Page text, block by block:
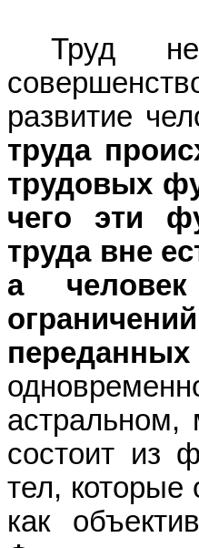
Труд
развитие
труда
трудовых
чего эти
труда вне
а
астральном,
состоит из
тел,
как